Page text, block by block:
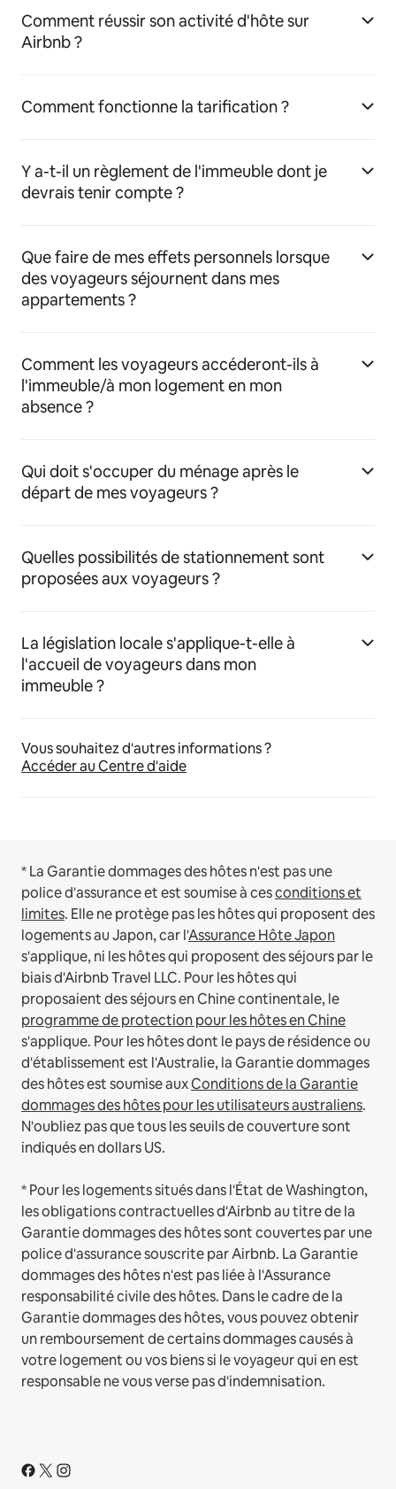
Comment réussir son activité d'hôte sur
Airbnb ?
Comment fonctionne la tarification ?
Y a-t-il un règlement de l'immeuble dont je
devrais tenir compte ?
Que faire de mes effets personnels lorsque
des voyageurs séjournent dans mes
appartements ?
Comment les voyageurs accéderont-ils à
l'immeuble/à mon logement en mon
absence ?
Qui doit s'occuper du ménage après le
départ de mes voyageurs ?
Quelles possibilités de stationnement sont
proposées aux voyageurs ?
La législation locale s'applique-t-elle à
l'accueil de voyageurs dans mon
immeuble ?
Vous souhaitez d'autres informations ?
Accéder au Centre d'aide
* La Garantie dommages des hôtes n'est pas une
police d'assurance et est soumise à cesconditions et
limites. Elle ne protège pas les hôtes qui proposent des
logements au Japon, car l'Assurance Hôte Japon
s'applique, ni les hôtes qui proposent des séjours par le
biais d'Airbnb Travel LLC. Pour les hôtes qui
proposaient des séjours en Chine continentale, le
programme de protection pour les hôtes en Chine
s'applique. Pour les hôtes dont le pays de résidence ou
d'établissement est l'Australie, la Garantie dommages
des hôtes est soumise auxConditions de la Garantie
dommages des hôtes pour les utilisateurs australiens.
N'oubliez pas que tous les seuils de couverture sont
indiqués en dollars US.
* Pour les logements situés dans l'État de Washington,
les obligations contractuelles d'Airbnb au titre de la
Garantie dommages des hôtes sont couvertes par une
police d'assurance souscrite par Airbnb. La Garantie
dommages des hôtes n'est pas liée à l'Assurance
responsabilité civile des hôtes. Dans le cadre de la
Garantie dommages des hôtes, vous pouvez obtenir
un remboursement de certains dommages causés à
votre logement ou vos biens si le voyageur qui en est
responsable ne vous verse pas d'indemnisation.